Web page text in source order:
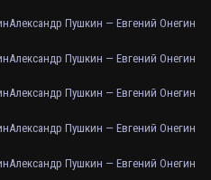
Александр Пушкин — Евгений Онегин
Александр Пушкин — Евгений Онегин
Александр Пушкин — Евгений Онегин
Александр Пушкин — Евгений Онегин
Александр Пушкин — Евгений Онегин